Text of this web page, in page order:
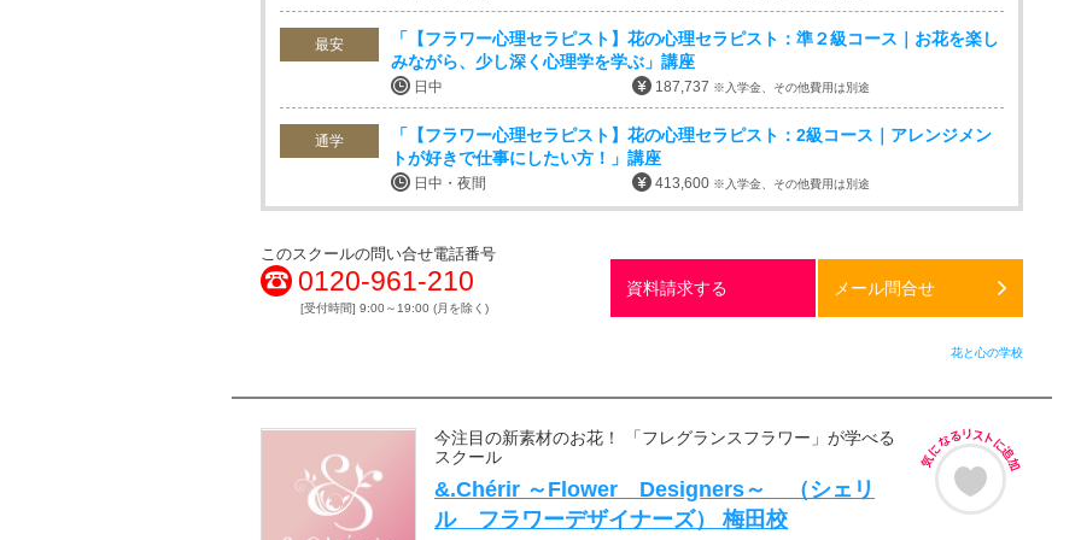
最安
「【フラワー心理セラピスト】花の心理セラピスト：準２級コース｜お花を楽し
みながら、少し深く心理学を学ぶ」講座
日中 187,737 ※入学金、その他費用は別途
通学
「【フラワー心理セラピスト】花の心理セラピスト：2級コース｜アレンジメン
トが好きで仕事にしたい方！」講座
日中・夜間 413,600 ※入学金、その他費用は別途
このスクールの問い合せ電話番号
0120-961-210
[受付時間] 9:00～19:00 (月を除く)
資料請求する メール問合せ
花と心の学校
今注目の新素材のお花！ 「フレグランスフラワー」が学べる
スクール
&.Chérir ～Flower Designers～ （シェリ
ル フラワーデザイナーズ） 梅田校